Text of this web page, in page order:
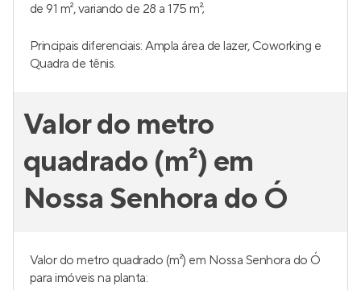
de 91 m², variando de 28 a 175 m²;
Principais diferenciais: Ampla área de lazer, Coworking e
Quadra de tênis.
Valor do metro
quadrado (m²) em
Nossa Senhora do Ó
Valor do metro quadrado (m²) em Nossa Senhora do Ó
para imóveis na planta: